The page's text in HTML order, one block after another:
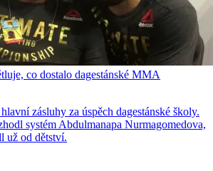
co dostalo dagestánské MMA
zásluhy za úspěch dagestánské školy.
systém Abdulmanapa Nurmagomedova,
už od dětství.